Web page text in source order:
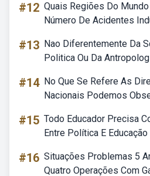
#12 Quais Regiões Do
Número De Acidentes
#13 Nao Diferentemente Da
Politica Ou Da
#14 No Que Se Refere As
Nacionais Podemos
#15 Todo Educador Precisa
Entre Política E Educação
#16 Situações Problemas 5
Quatro Operações Com